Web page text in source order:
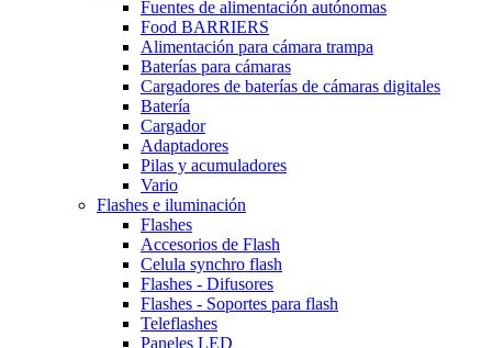
Fuentes de alimentación autónomas
Food BARRIERS
Alimentación para cámara trampa
Baterías para cámaras
Cargadores de baterías de cámaras digitales
Batería
Cargador
Adaptadores
Pilas y acumuladores
Vario
Flashes e iluminación
Flashes
Accesorios de Flash
Celula synchro flash
Flashes - Difusores
Flashes - Soportes para flash
Teleflashes
Paneles LED